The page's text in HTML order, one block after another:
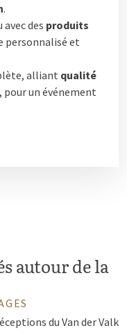
.
des produits
personnalisé et
alliant qualité
, pour un événement
autour de la
du Van der Valk